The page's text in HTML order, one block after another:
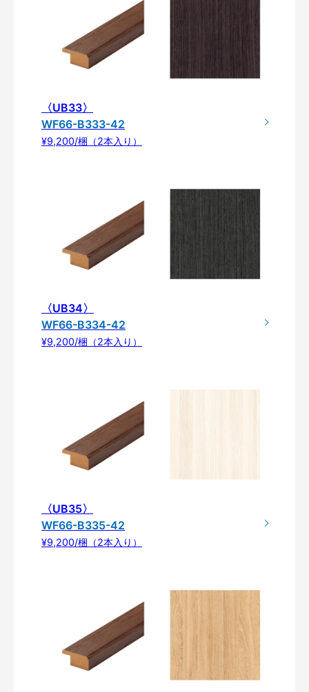
〈UB33〉
WF66-B333-42
¥9,200/梱（2本入り）
〈UB34〉
WF66-B334-42
¥9,200/梱（2本入り）
〈UB35〉
WF66-B335-42
¥9,200/梱（2本入り）